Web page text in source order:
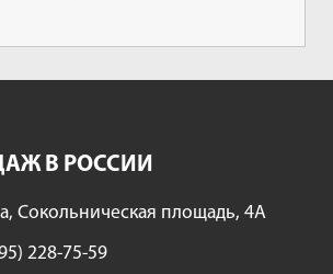
В РОССИИ
Сокольническая площадь, 4А
228-75-59